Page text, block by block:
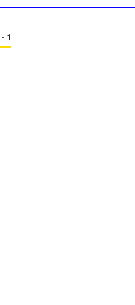
1